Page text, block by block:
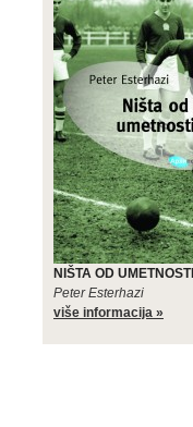
NIŠTA OD UMETNOSTI
Peter Esterhazi
više informacija »